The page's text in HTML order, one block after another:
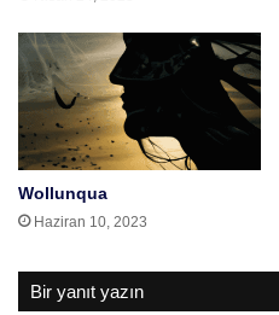
Wollunqua
Haziran 10, 2023
Bir yanıt yazın